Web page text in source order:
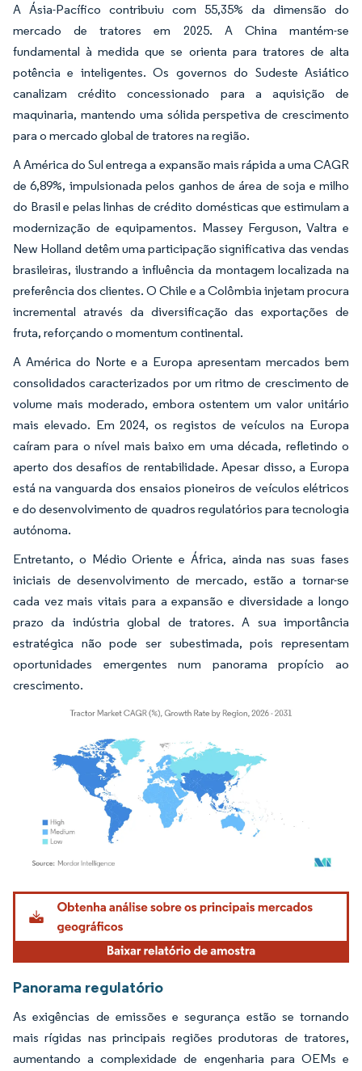
A Ásia-Pacífico contribuiu com 55,35% da dimensão do
mercado de tratores em 2025. A China mantém-se
fundamental à medida que se orienta para tratores de alta
potência e inteligentes. Os governos do Sudeste Asiático
canalizam crédito concessionado para a aquisição de
maquinaria, mantendo uma sólida perspetiva de crescimento
para o mercado global de tratores na região.
A América do Sul entrega a expansão mais rápida a uma CAGR
de 6,89%, impulsionada pelos ganhos de área de soja e milho
do Brasil e pelas linhas de crédito domésticas que estimulam a
modernização de equipamentos. Massey Ferguson, Valtra e
New Holland detêm uma participação significativa das vendas
brasileiras, ilustrando a influência da montagem localizada na
preferência dos clientes. O Chile e a Colômbia injetam procura
incremental através da diversificação das exportações de
fruta, reforçando o momentum continental.
A América do Norte e a Europa apresentam mercados bem
consolidados caracterizados por um ritmo de crescimento de
volume mais moderado, embora ostentem um valor unitário
mais elevado. Em 2024, os registos de veículos na Europa
caíram para o nível mais baixo em uma década, refletindo o
aperto dos desafios de rentabilidade. Apesar disso, a Europa
está na vanguarda dos ensaios pioneiros de veículos elétricos
e do desenvolvimento de quadros regulatórios para tecnologia
autónoma.
Entretanto, o Médio Oriente e África, ainda nas suas fases
iniciais de desenvolvimento de mercado, estão a tornar-se
cada vez mais vitais para a expansão e diversidade a longo
prazo da indústria global de tratores. A sua importância
estratégica não pode ser subestimada, pois representam
oportunidades emergentes num panorama propício ao
crescimento.
Imagem © Mordor Intelligence. O reuso requer atribuição conforme CC BY 4.0.
Panorama regulatório
As exigências de emissões e segurança estão se tornando
mais rígidas nas principais regiões produtoras de tratores,
aumentando a complexidade de engenharia para OEMs e